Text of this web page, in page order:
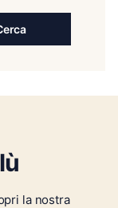
la nostra